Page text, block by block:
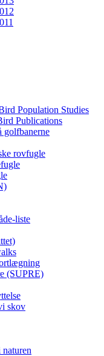
Population Studies
Publications
golfbanerne
rovfugle
liste
(SUPRE)
skov